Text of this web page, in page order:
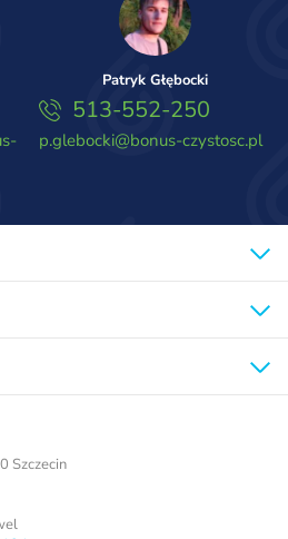
Patryk Głębocki
513-552-250
p.glebocki@bonus-czystosc.pl
Szczecin